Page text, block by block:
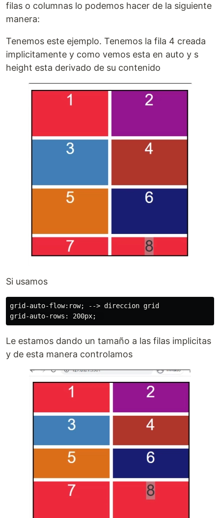
filas o columnas lo podemos hacer de la siguiente
manera:
Tenemos este ejemplo. Tenemos la fila 4 creada
implicitamente y como vemos esta en auto y s
height esta derivado de su contenido
Si usamos
grid-auto-flow:row; --> direccion grid
Le estamos dando un tamaño a las filas implicitas
y de esta manera controlamos